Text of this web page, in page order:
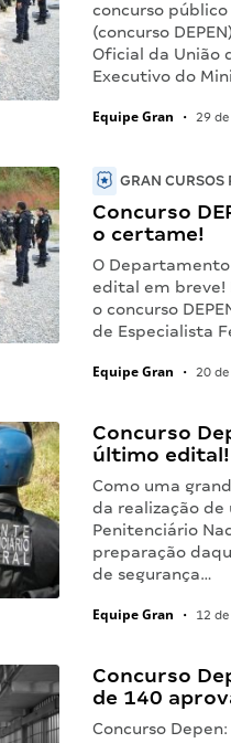
concurso
(concurso
Oficial da União
Executivo do
Equipe Gran • 29
GRAN CURSOS
Concurso
o certame!
O
edital em breve!
o concurso
de Especialista
Equipe Gran • 20
Concurso
último edital!
Como uma
da realização
Penitenciário
preparação
de segurança…
Equipe Gran • 12
Concurso
de 140
Concurso